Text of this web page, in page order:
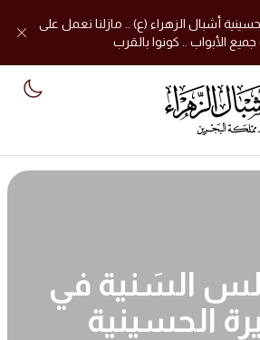
أشبال الزهراء (ع) .. مازلنا نعمل على
الأبواب .. كونوا بالقرب
السَنية في
الحسينية